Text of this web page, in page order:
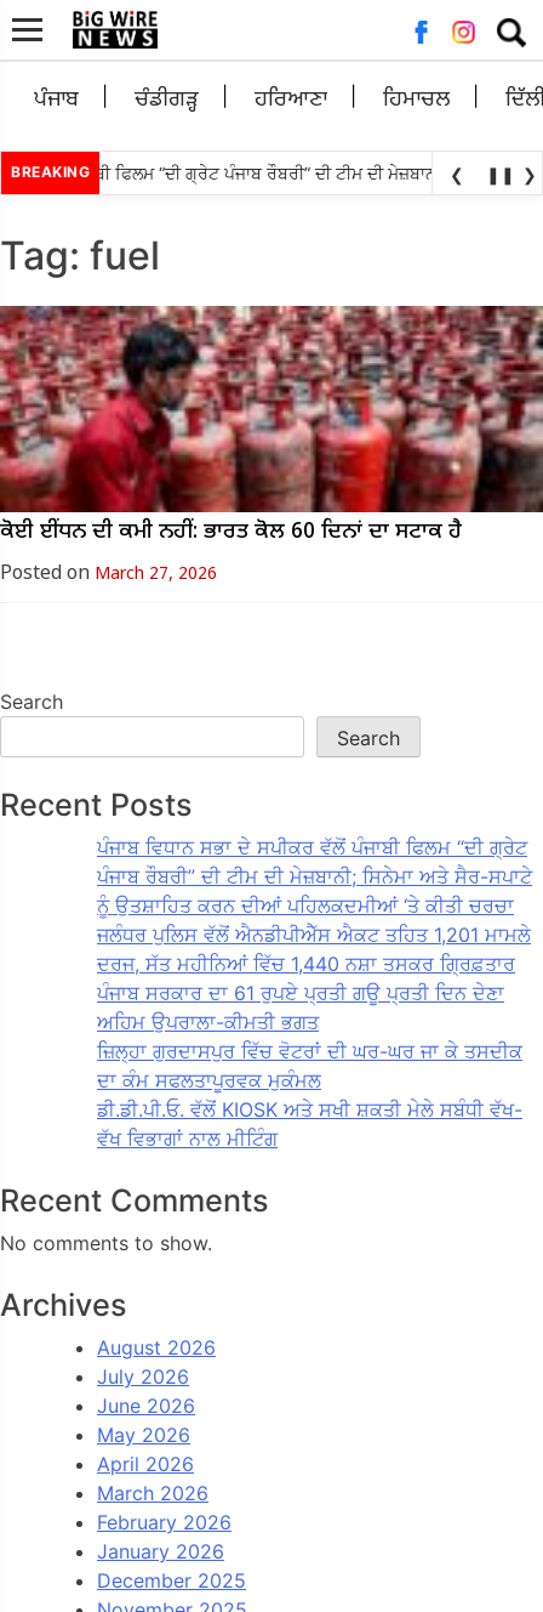
for:
ਪੰਜਾਬ ਚੰਡੀਗੜ੍ਹ ਹਰਿਆਣਾ ਹਿਮਾਚਲ
BREAKING
ਵੱਲੋਂ ਪੰਜਾਬੀ ਫਿਲਮ “ਦੀ ਗ੍ਰੇਟ ਪੰਜਾਬ ਰੌਬਰੀ” ਦੀ ਟੀਮ ਦੀ ਮੇਜ਼ਬਾਨੀ; ਸਿਨੇਮਾ
❮ ❚❚ ❯
Tag: fuel
ਕੋਈ ਈਂਧਨ ਦੀ ਕਮੀ ਨਹੀਂ: ਭਾਰਤ ਕੋਲ 60 ਦਿਨਾਂ ਦਾ ਸਟਾਕ ਹੈ
Posted on March 27, 2026
Search
Search
Recent Posts
ਪੰਜਾਬ ਵਿਧਾਨ ਸਭਾ ਦੇ ਸਪੀਕਰ ਵੱਲੋਂ ਪੰਜਾਬੀ ਫਿਲਮ “ਦੀ ਗ੍ਰੇਟ
ਪੰਜਾਬ ਰੌਬਰੀ” ਦੀ ਟੀਮ ਦੀ ਮੇਜ਼ਬਾਨੀ; ਸਿਨੇਮਾ ਅਤੇ ਸੈਰ-ਸਪਾਟੇ
ਨੂੰ ਉਤਸ਼ਾਹਿਤ ਕਰਨ ਦੀਆਂ ਪਹਿਲਕਦਮੀਆਂ ‘ਤੇ ਕੀਤੀ ਚਰਚਾ
ਜਲੰਧਰ ਪੁਲਿਸ ਵੱਲੋਂ ਐਨਡੀਪੀਐੱਸ ਐਕਟ ਤਹਿਤ 1,201 ਮਾਮਲੇ
ਦਰਜ, ਸੱਤ ਮਹੀਨਿਆਂ ਵਿੱਚ 1,440 ਨਸ਼ਾ ਤਸਕਰ ਗ੍ਰਿਫ਼ਤਾਰ
ਪੰਜਾਬ ਸਰਕਾਰ ਦਾ 61 ਰੁਪਏ ਪ੍ਰਤੀ ਗਊ ਪ੍ਰਤੀ ਦਿਨ ਦੇਣਾ
ਅਹਿਮ ਉਪਰਾਲਾ-ਕੀਮਤੀ ਭਗਤ
ਜ਼ਿਲ੍ਹਾ ਗੁਰਦਾਸਪੁਰ ਵਿੱਚ ਵੋਟਰਾਂ ਦੀ ਘਰ-ਘਰ ਜਾ ਕੇ ਤਸਦੀਕ
ਦਾ ਕੰਮ ਸਫਲਤਾਪੂਰਵਕ ਮੁਕੰਮਲ
ਡੀ.ਡੀ.ਪੀ.ਓ. ਵੱਲੋਂ KIOSK ਅਤੇ ਸਖੀ ਸ਼ਕਤੀ ਮੇਲੇ ਸਬੰਧੀ ਵੱਖ-
ਵੱਖ ਵਿਭਾਗਾਂ ਨਾਲ ਮੀਟਿੰਗ
Recent Comments
No comments to show.
Archives
August 2026
July 2026
June 2026
May 2026
April 2026
March 2026
February 2026
January 2026
December 2025